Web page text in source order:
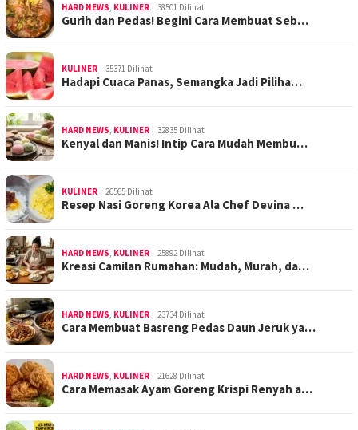
HARD NEWS KULINER 38501 Dilihat
Gurih dan Pedas! Begini Cara Membuat Seb…
KULINER 35371 Dilihat
Hadapi Cuaca Panas, Semangka Jadi Piliha…
HARD NEWS KULINER 32835 Dilihat
Kenyal dan Manis! Intip Cara Mudah Membu…
KULINER 26565 Dilihat
Resep Nasi Goreng Korea Ala Chef Devina …
HARD NEWS KULINER 25892 Dilihat
Kreasi Camilan Rumahan: Mudah, Murah, da…
HARD NEWS KULINER 23734 Dilihat
Cara Membuat Basreng Pedas Daun Jeruk ya…
HARD NEWS KULINER 21628 Dilihat
Cara Memasak Ayam Goreng Krispi Renyah a…